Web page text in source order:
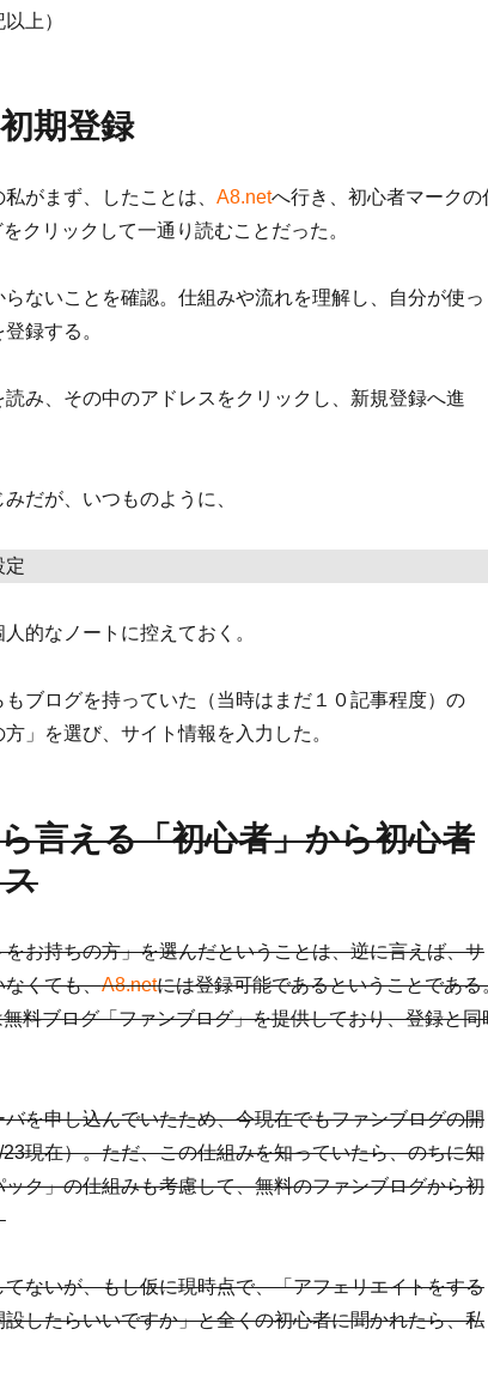
上）
期登録
がまず、したことは、 A8.netへ行き、初心者マークの
クリックして一通り読むことだった。
ないことを確認。仕組みや流れを理解し、自分が使っ
録する。
み、その中のアドレスをクリックし、新規登録へ進
だが、いつものように、
定
的なノートに控えておく。
ブログを持っていた（当時はまだ１０記事程度）の
」を選び、サイト情報を入力した。
言える「初心者」から初心者
お持ちの方」を選んだということは、逆に言えば、サ
なくても、A8.netには登録可能であるということである
無料ブログ「ファンブログ」を提供しており、登録と同
を申し込んでいたため、今現在でもファンブログの開
現在）。ただ、この仕組みを知っていたら、のちに知
ク」の仕組みも考慮して、無料のファンブログから初
ないが、もし仮に現時点で、「アフェリエイトをする
したらいいですか」と全くの初心者に聞かれたら、私